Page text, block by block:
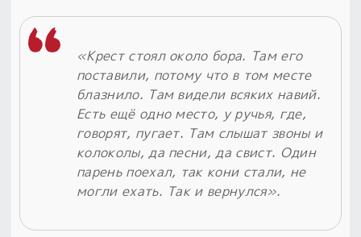
«Крест стоял около бора. Там его
поставили, потому что в том месте
блазнило. Там видели всяких навий.
Есть ещё одно место, у ручья, где,
говорят, пугает. Там слышат звоны и
колоколы, да песни, да свист. Один
парень поехал, так кони стали, не
могли ехать. Так и вернулся».